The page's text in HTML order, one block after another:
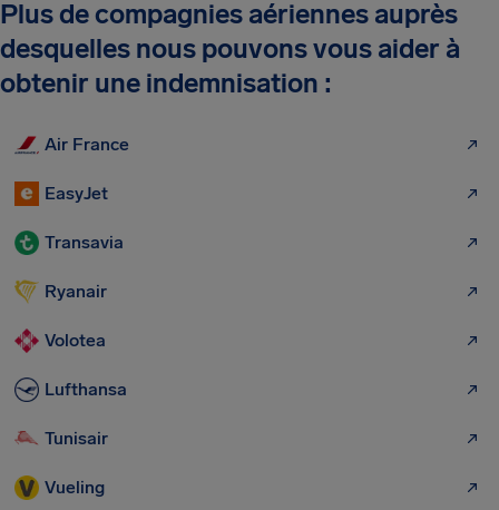
Plus de compagnies aériennes auprès
desquelles nous pouvons vous aider à
obtenir une indemnisation :
Air France
EasyJet
Transavia
Ryanair
Volotea
Lufthansa
Tunisair
Vueling